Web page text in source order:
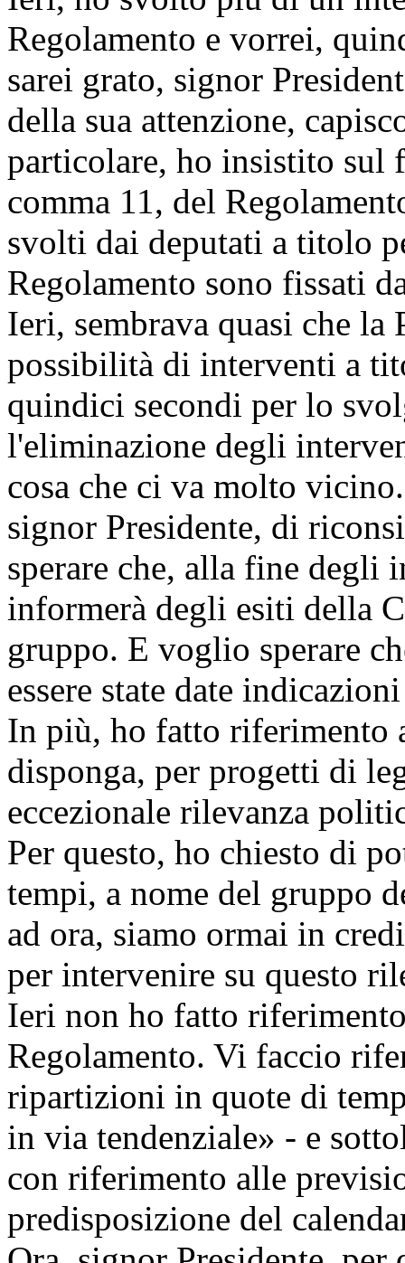
Regolamento e vorrei,
sarei grato, signor
della sua attenzione,
particolare, ho insistito sul
comma 11, del
svolti dai deputati a titolo
Regolamento sono fissati
Ieri, sembrava quasi che la
possibilità di interventi a
quindici secondi per lo
l'eliminazione degli
cosa che ci va molto
signor Presidente, di
sperare che, alla fine degli
informerà degli esiti della
gruppo. E voglio sperare
essere state date
In più, ho fatto riferimento
disponga, per progetti di
eccezionale rilevanza
Per questo, ho chiesto di
tempi, a nome del gruppo
ad ora, siamo ormai in
per intervenire su questo
Ieri non ho fatto
Regolamento. Vi faccio
ripartizioni in quote di
in via tendenziale» - e
con riferimento alle
predisposizione del